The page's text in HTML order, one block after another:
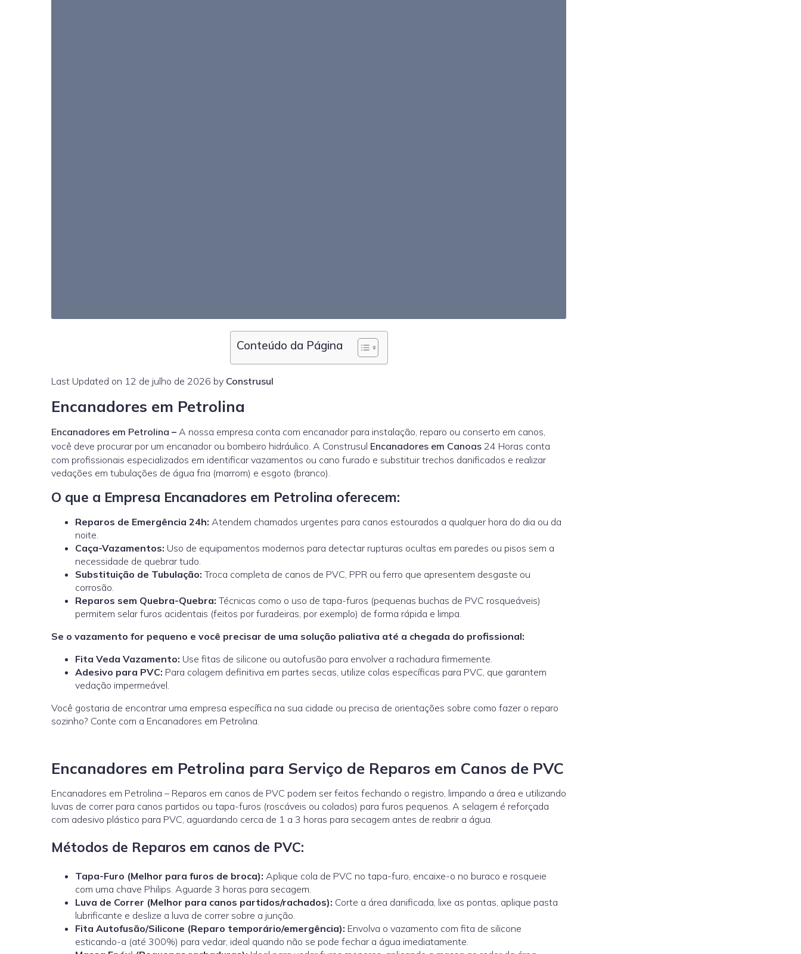
Conteúdo da Página
Last Updated on 12 de julho de 2026 by Construsul
Encanadores em Petrolina
Encanadores em Petrolina – A nossa empresa conta com encanador para instalação, reparo ou conserto em canos,
você deve procurar por um encanador ou bombeiro hidráulico. A Construsul Encanadores em Canoas 24 Horas conta
com profissionais especializados em identificar vazamentos ou cano furado e substituir trechos danificados e realizar
vedações em tubulações de água fria (marrom) e esgoto (branco).
O que a Empresa Encanadores em Petrolina oferecem:
Reparos de Emergência 24h: Atendem chamados urgentes para canos estourados a qualquer hora do dia ou da
noite.
Caça-Vazamentos: Uso de equipamentos modernos para detectar rupturas ocultas em paredes ou pisos sem a
necessidade de quebrar tudo.
Substituição de Tubulação: Troca completa de canos de PVC, PPR ou ferro que apresentem desgaste ou
corrosão.
Reparos sem Quebra-Quebra: Técnicas como o uso de tapa-furos (pequenas buchas de PVC rosqueáveis)
permitem selar furos acidentais (feitos por furadeiras, por exemplo) de forma rápida e limpa.
Se o vazamento for pequeno e você precisar de uma solução paliativa até a chegada do profissional:
Fita Veda Vazamento: Use fitas de silicone ou autofusão para envolver a rachadura firmemente.
Adesivo para PVC: Para colagem definitiva em partes secas, utilize colas específicas para PVC, que garantem
vedação impermeável.
Você gostaria de encontrar uma empresa específica na sua cidade ou precisa de orientações sobre como fazer o reparo
sozinho? Conte com a Encanadores em Petrolina.
Encanadores em Petrolina para Serviço de Reparos em Canos de PVC
Encanadores em Petrolina – Reparos em canos de PVC podem ser feitos fechando o registro, limpando a área e utilizando
luvas de correr para canos partidos ou tapa-furos (roscáveis ou colados) para furos pequenos. A selagem é reforçada
com adesivo plástico para PVC, aguardando cerca de 1 a 3 horas para secagem antes de reabrir a água.
Métodos de Reparos em canos de PVC:
Tapa-Furo (Melhor para furos de broca): Aplique cola de PVC no tapa-furo, encaixe-o no buraco e rosqueie
com uma chave Philips. Aguarde 3 horas para secagem.
Luva de Correr (Melhor para canos partidos/rachados): Corte a área danificada, lixe as pontas, aplique pasta
lubrificante e deslize a luva de correr sobre a junção.
Fita Autofusão/Silicone (Reparo temporário/emergência): Envolva o vazamento com fita de silicone
esticando-a (até 300%) para vedar, ideal quando não se pode fechar a água imediatamente.